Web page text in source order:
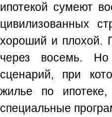
ипотекой сумеют
цивилизованных
хороший и плохой.
через восемь.
сценарий, при
жилье по
специальные